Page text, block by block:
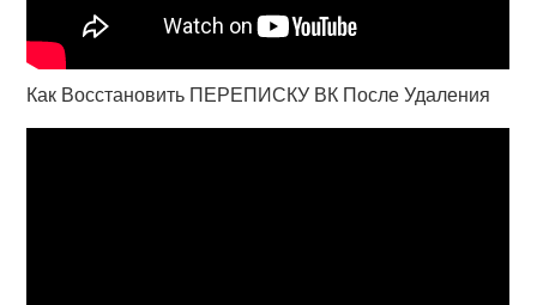
Как Восстановить ПЕРЕПИСКУ ВК После Удаления